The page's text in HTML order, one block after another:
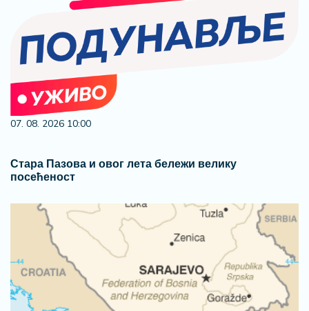
07. 08. 2026 10:00
Стара Пазова и овог лета бележи велику
посећеност